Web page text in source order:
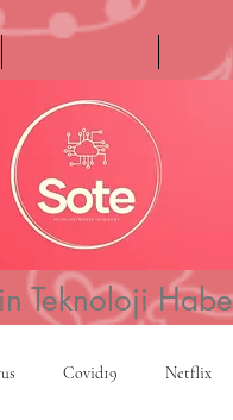
Teknoloji
Covid19 Netflix